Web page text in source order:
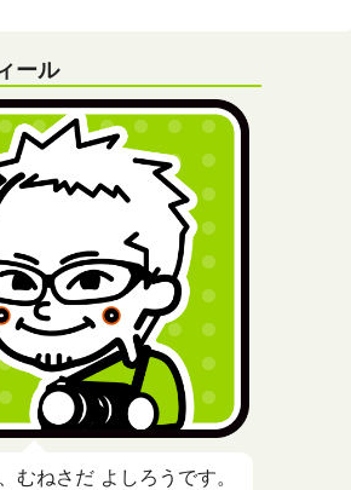
ール
むねさだ よしろうです。